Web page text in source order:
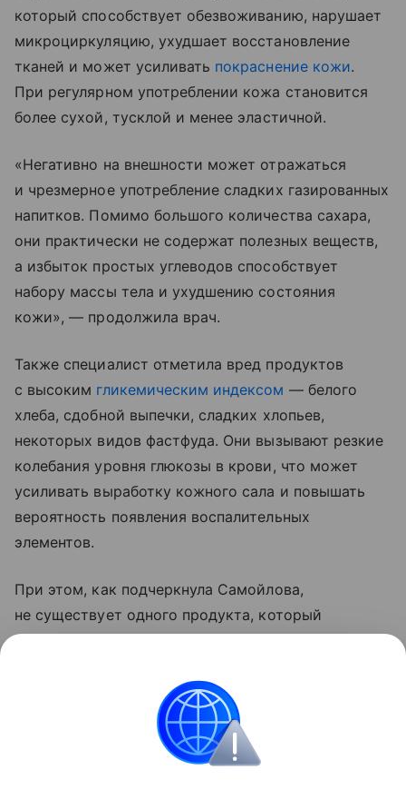
который способствует обезвоживанию, нарушает
микроциркуляцию, ухудшает восстановление
тканей и может усиливать покраснение кожи.
При регулярном употреблении кожа становится
более сухой, тусклой и менее эластичной.
«Негативно на внешности может отражаться
и чрезмерное употребление сладких газированных
напитков. Помимо большого количества сахара,
они практически не содержат полезных веществ,
а избыток простых углеводов способствует
набору массы тела и ухудшению состояния
кожи», — продолжила врач.
Также специалист отметила вред продуктов
с высоким гликемическим индексом — белого
хлеба, сдобной выпечки, сладких хлопьев,
некоторых видов фастфуда. Они вызывают резкие
колебания уровня глюкозы в крови, что может
усиливать выработку кожного сала и повышать
вероятность появления воспалительных
элементов.
При этом, как подчеркнула Самойлова,
не существует одного продукта, который
моментально «испортит» внешность. Гораздо